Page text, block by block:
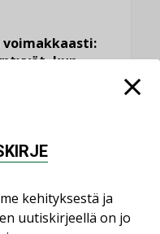
voimakkaasti:
kun
taloyhtiöissä
kehityksestä ja
uutiskirjeellä on jo